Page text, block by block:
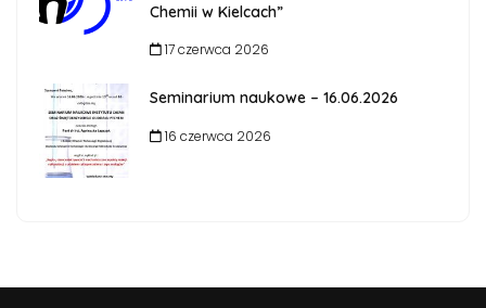
Chemii w Kielcach”
17 czerwca 2026
Seminarium naukowe – 16.06.2026
16 czerwca 2026